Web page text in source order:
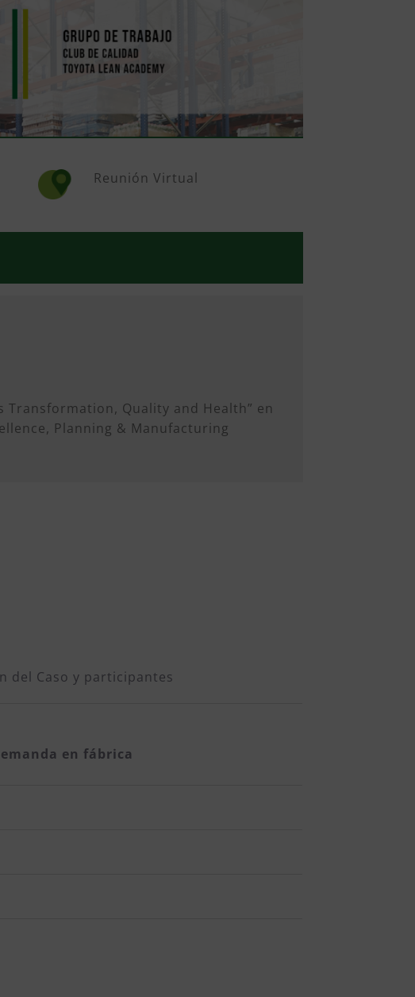
Reunión Virtual
Transformation, Quality and Health” en
Planning & Manufacturing
del Caso y participantes
en fábrica